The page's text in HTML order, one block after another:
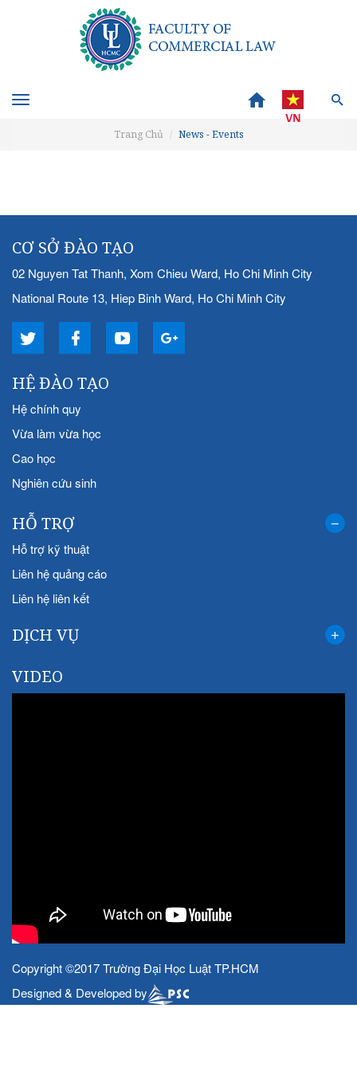
Toggle
Trang Chủ News - Events
CƠ SỞ ĐÀO TẠO
02 Nguyen Tat Thanh, Xom Chieu Ward, Ho Chi Minh City
National Route 13, Hiep Binh Ward, Ho Chi Minh City
HỆ ĐÀO TẠO
Hệ chính quy
Vừa làm vừa học
Cao học
Nghiên cứu sinh
HỖ TRỢ
Hỗ trợ kỹ thuật
Liên hệ quảng cáo
Liên hệ liên kết
DỊCH VỤ
VIDEO
Copyright ©2017 Trường Đại Học Luật TP.HCM
Designed & Developed by